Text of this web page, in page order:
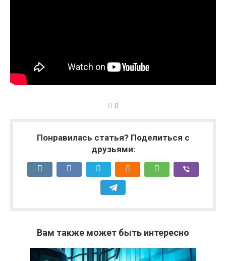
0
Понравилась статья? Поделиться с
друзьями:
Вам также может быть интересно